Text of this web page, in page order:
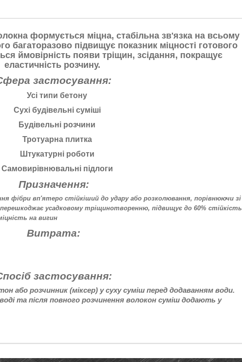
формується міцна, стабільна зв'язка на всьому
багаторазово підвищує показник міцності готового
ймовірність появи тріщин, зсідання, покращує
еластичність розчину.
застосування:
Усі типи бетону
Сухі будівельні суміші
Будівельні розчини
Тротуарна плитка
Штукатурні роботи
Самовирівнювальні підлоги
Призначення:
фібри вп'ятеро стійкіший до удару або розколювання, порівнюючи зі
усадковому тріщинотворенню, підвищує до 60% стійкість
на вигин
Витрата:
застосування:
або розчинник (міксер) у суху суміш перед додаванням води.
та після повного розчинення волокон суміш додають у